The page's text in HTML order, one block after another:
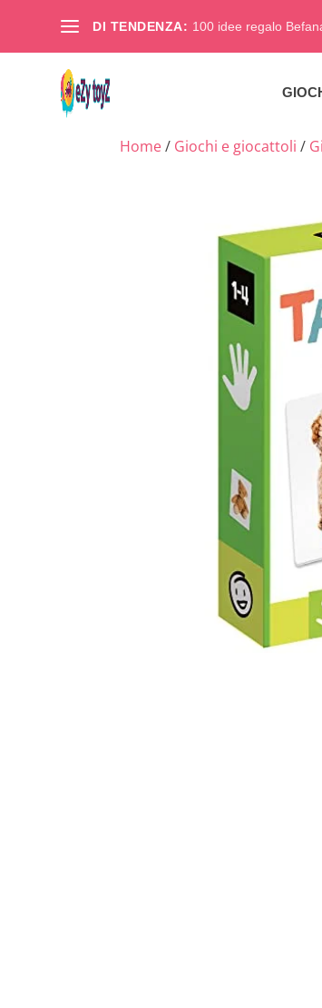
DI TENDENZA: 100 idee regalo
Home/ Giochi e giocattoli /